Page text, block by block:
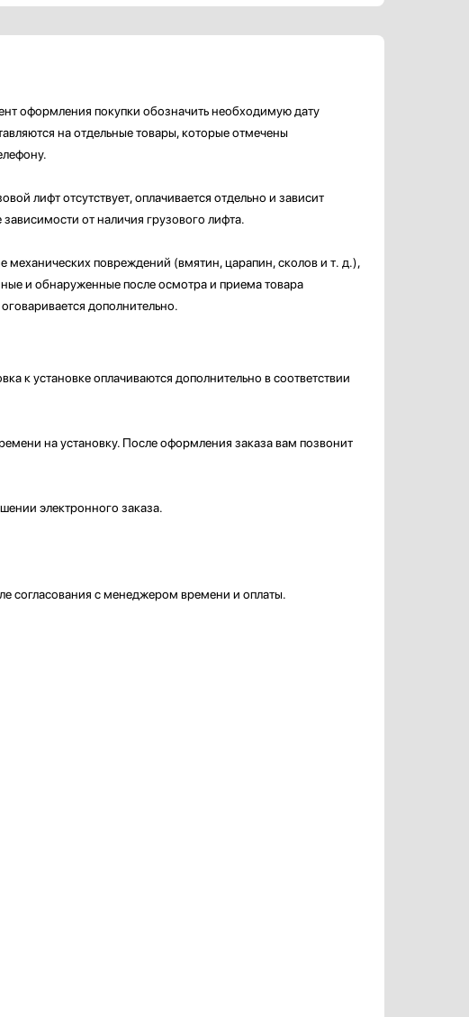
оформления покупки обозначить необходимую дату
на отдельные товары, которые отмечены
лифт отсутствует, оплачивается отдельно и зависит
от наличия грузового лифта.
механических повреждений (вмятин, царапин, сколов и т. д.),
и обнаруженные после осмотра и приема товара
дополнительно.
к установке оплачиваются дополнительно в соответствии
на установку. После оформления заказа вам позвонит
электронного заказа.
согласования с менеджером времени и оплаты.